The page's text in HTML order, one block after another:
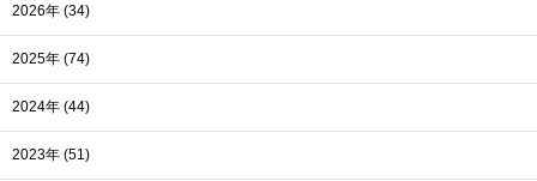
2026年 (34)
2025年 (74)
2024年 (44)
2023年 (51)